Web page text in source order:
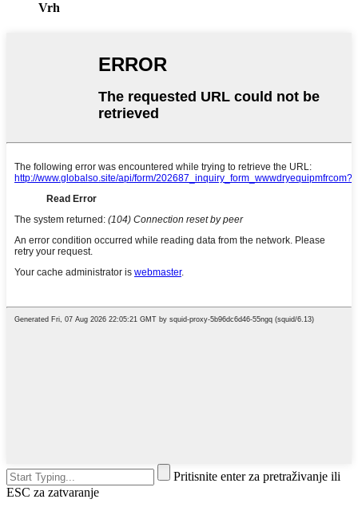
Vrh
Pritisnite enter za pretraživanje ili
ESC za zatvaranje